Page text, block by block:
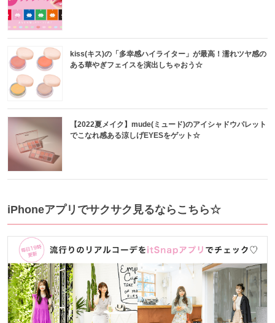
kiss(キス)の「多幸感ハイライター」が最高！濡れツヤ感の
ある華やぎフェイスを演出しちゃおう☆
【2022夏メイク】mude(ミュード)のアイシャドウパレット
でこなれ感ある涼しげEYESをゲット☆
iPhoneアプリでサクサク見るならこちら☆